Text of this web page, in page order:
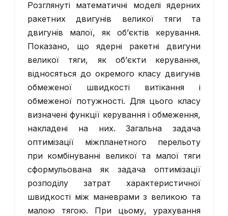
Розглянуті математичні моделі ядерних
ракетних двигунів великої тяги та
двигунів малої, як об’єктів керування.
Показано, що ядерні ракетні двигуни
великої тяги, як об’єкти керування,
відносяться до окремого класу двигунів
обмеженої швидкості витікання і
обмеженої потужності. Для цього класу
визначені функції керування і обмеження,
накладені на них. Загальна задача
оптимізації міжпланетного перельоту
при комбінуванні великої та малої тяги
сформульована як задача оптимізації
розподілу затрат характеристичної
швидкості між маневрами з великою та
малою тягою. При цьому, урахування